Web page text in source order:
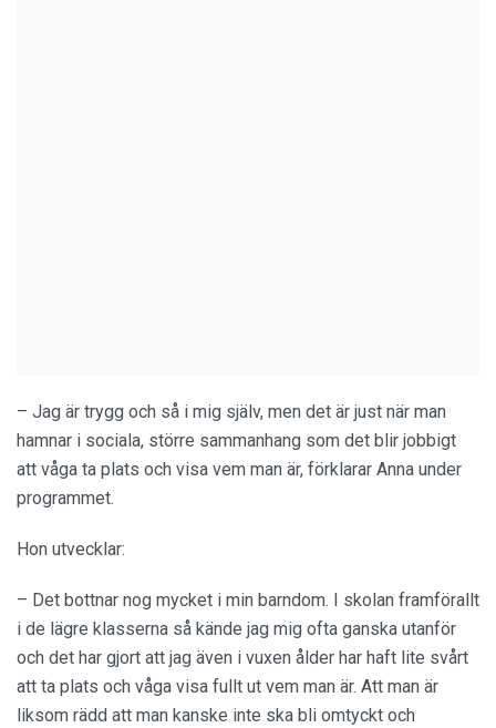
– Jag är trygg och så i mig själv, men det är just när man
hamnar i sociala, större sammanhang som det blir jobbigt
att våga ta plats och visa vem man är, förklarar Anna under
programmet.
Hon utvecklar:
– Det bottnar nog mycket i min barndom. I skolan framförallt
i de lägre klasserna så kände jag mig ofta ganska utanför
och det har gjort att jag även i vuxen ålder har haft lite svårt
att ta plats och våga visa fullt ut vem man är. Att man är
liksom rädd att man kanske inte ska bli omtyckt och